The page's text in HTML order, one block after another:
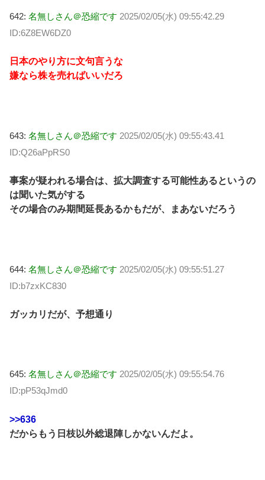
642: 名無しさん＠恐縮です 2025/02/05(水) 09:55:42.29
ID:6Z8EW6DZ0
日本のやり方に文句言うな
嫌なら株を売ればいいだろ
643: 名無しさん＠恐縮です 2025/02/05(水) 09:55:43.41
ID:Q26aPpRS0
事案が疑われる場合は、拡大調査する可能性あるというの
は聞いた気がする
その場合のみ期間延長あるかもだが、まあないだろう
644: 名無しさん＠恐縮です 2025/02/05(水) 09:55:51.27
ID:b7zxKC830
ガッカリだが、予想通り
645: 名無しさん＠恐縮です 2025/02/05(水) 09:55:54.76
ID:pP53qJmd0
>>636
だからもう日枝以外総退陣しかないんだよ。